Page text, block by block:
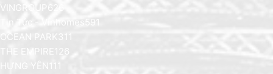
VINGROUP626
Tin Tức - Vinhomes 591
OCEAN PARK 311
THE EMPIRE126
HƯNG YÊN 111